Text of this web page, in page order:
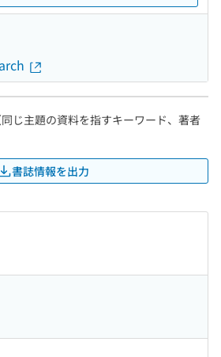
じ主題の資料を指すキーワード、著者
書誌情報を出力